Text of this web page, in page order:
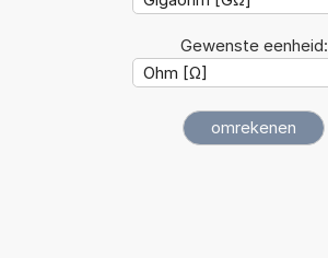
Gewenste eenheid: